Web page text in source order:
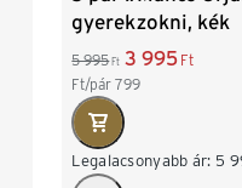
gyerekzokni, kék
5 995 Ft 3 995 Ft
Ft/pár799
Legalacsonyabb ár: 5